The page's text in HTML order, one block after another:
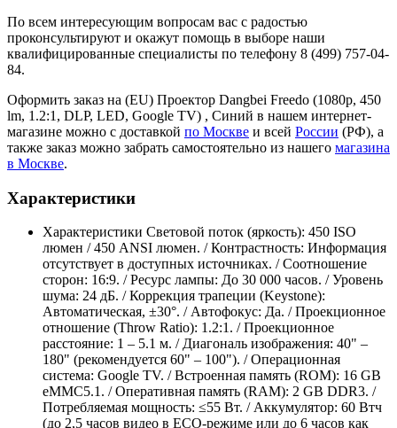
По всем интересующим вопросам вас с радостью
проконсультируют и окажут помощь в выборе наши
квалифицированные специалисты по телефону 8 (499) 757-04-
84.
Оформить заказ на (EU) Проектор Dangbei Freedo (1080p, 450
lm, 1.2:1, DLP, LED, Google TV) , Синий в нашем интернет-
магазине можно с доставкой по Москве и всей России (РФ), а
также заказ можно забрать самостоятельно из нашего магазина
в Москве.
Характеристики
Характеристики Световой поток (яркость): 450 ISO
люмен / 450 ANSI люмен. / Контрастность: Информация
отсутствует в доступных источниках. / Соотношение
сторон: 16:9. / Ресурс лампы: До 30 000 часов. / Уровень
шума: 24 дБ. / Коррекция трапеции (Keystone):
Автоматическая, ±30°. / Автофокус: Да. / Проекционное
отношение (Throw Ratio): 1.2:1. / Проекционное
расстояние: 1 – 5.1 м. / Диагональ изображения: 40" –
180" (рекомендуется 60" – 100"). / Операционная
система: Google TV. / Встроенная память (ROM): 16 GB
eMMC5.1. / Оперативная память (RAM): 2 GB DDR3. /
Потребляемая мощность: ≤55 Вт. / Аккумулятор: 60 Втч
(до 2,5 часов видео в ECO-режиме или до 6 часов как